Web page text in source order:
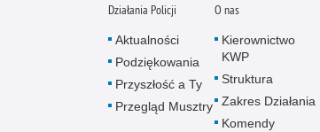
Działania Policji
Aktualności
Podziękowania
Przyszłość a Ty
Przegląd Musztry
O nas
Kierownictwo
KWP
Struktura
Zakres Działania
Komendy